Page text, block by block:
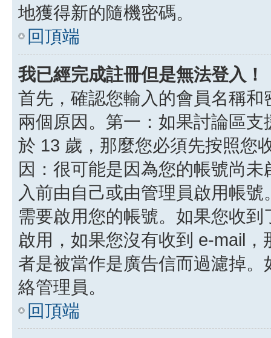
地獲得新的隨機密碼。
回頂端
我已經完成註冊但是無法登入！
首先，確認您輸入的會員名稱
兩個原因。第一：如果討論區
於 13 歲，那麼您必須先按照您
因：很可能是因為您的帳號尚
入前由自己或由管理員啟用帳
需要啟用您的帳號。如果您收
啟用，如果您沒有收到 e-mail
者是被當作是廣告信而過濾掉
絡管理員。
回頂端